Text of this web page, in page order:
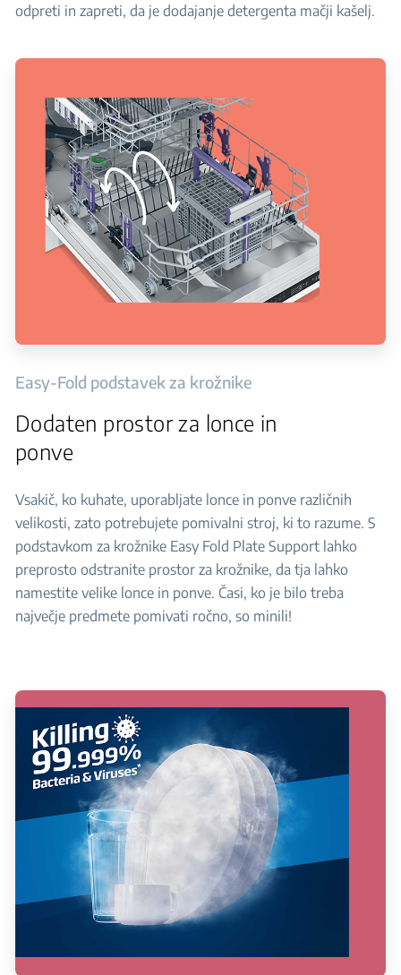
odpreti in zapreti, da je dodajanje detergenta mačji kašelj.
Easy-Fold podstavek za krožnike
Dodaten prostor za lonce in
ponve
Vsakič, ko kuhate, uporabljate lonce in ponve različnih
velikosti, zato potrebujete pomivalni stroj, ki to razume. S
podstavkom za krožnike Easy Fold Plate Support lahko
preprosto odstranite prostor za krožnike, da tja lahko
namestite velike lonce in ponve. Časi, ko je bilo treba
največje predmete pomivati ročno, so minili!